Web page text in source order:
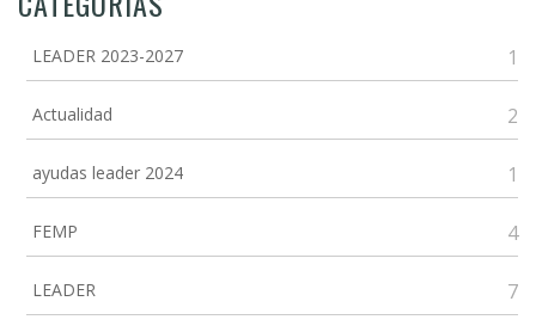
LEADER 2023-2027 1
Actualidad 2
ayudas leader 2024 1
FEMP 4
LEADER 7